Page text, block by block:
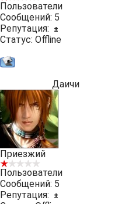
Пользователи
Сообщений: 5
Репутация:
±
Статус: Offline
Даичи
Приезжий
Пользователи
Сообщений: 5
Репутация:
±